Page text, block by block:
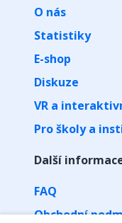
O nás
Statistiky
E-shop
Diskuze
VR a
Pro školy a
Další
FAQ
Obchodní